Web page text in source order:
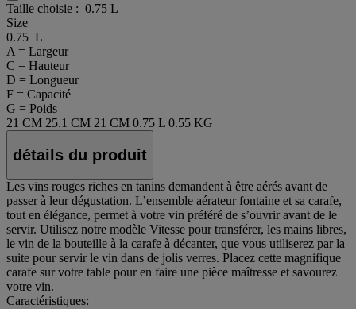
Taille choisie : 0.75 L
Size
0.75 L
A = Largeur
C = Hauteur
D = Longueur
F = Capacité
G = Poids
21 CM 25.1 CM 21 CM 0.75 L 0.55 KG
détails du produit
Les vins rouges riches en tanins demandent à être aérés avant de
passer à leur dégustation. L’ensemble aérateur fontaine et sa carafe,
tout en élégance, permet à votre vin préféré de s’ouvrir avant de le
servir. Utilisez notre modèle Vitesse pour transférer, les mains libres,
le vin de la bouteille à la carafe à décanter, que vous utiliserez par la
suite pour servir le vin dans de jolis verres. Placez cette magnifique
carafe sur votre table pour en faire une pièce maîtresse et savourez
votre vin.
Caractéristiques: